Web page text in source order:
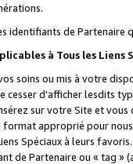
identifiants de Partenaire
à Tous les Liens
soins ou mis à votre
cesser d'afficher lesdits
sur votre Site et
approprié pour
Spéciaux à leurs
de Partenaire ou « tag